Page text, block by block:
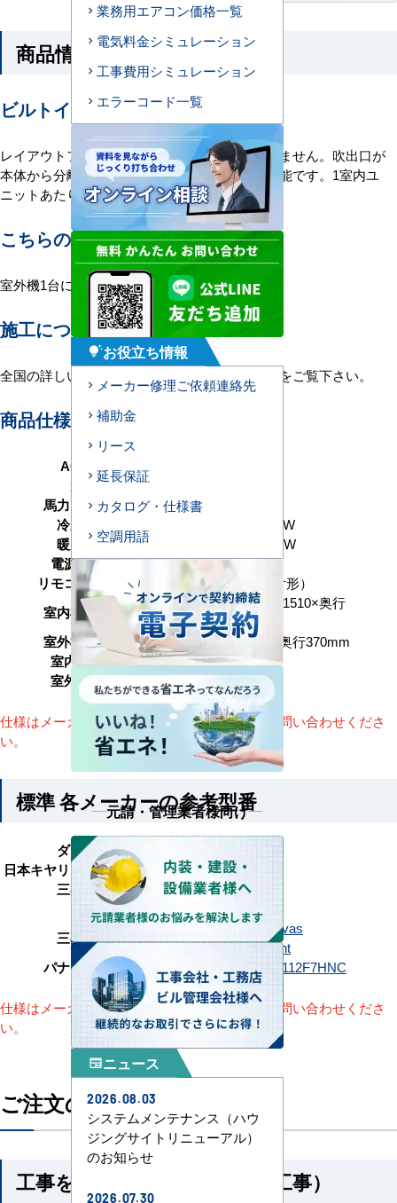
商品情報
ビルトイン形エアコンの特長
レイアウトフリーで照明や換気装置に左右されません。吹出口が
本体から分離しているので、変形の室に設置可能です。1室内ユ
ニットあたり吹出し口は2～4個設置できます。
こちらの機種について
室外機1台に室内機1台を接続する1対1構成。
施工について
全国の詳しい施工エリアに関しましては こちら をご覧下さい。
商品仕様＜参考例＞
AC型番
形状
馬力（能力）
4馬力 P112形
冷房能力
10.0（2.2～11.2） kW
暖房能力
10.0（2.2～12.5） kW
電源タイプ
三相200V
リモコンタイプ
ワイヤード（壁取付形）
室内機サイズ
高さ275（＋9）×幅1510×奥行
925mm
室外機サイズ
高さ1050×幅1010×奥行370mm
室内機重量
45+5(kg)
室外機重量
76kg
仕様はメーカーによって異なります。詳細はお問い合わせくださ
い。
標準 各メーカーの参考型番
ダイキン
日本キヤリア（旧：東芝）
GBSA11214MUB
三菱電機
PDZ-ERMP112G6
日立
RCB-GP112RSH12
三菱重工
FDRV1126H6S-canvas
FDRV1126H6S-silent
パナソニック
PA-P112F7HC PA-P112F7HNC
仕様はメーカーによって異なります。詳細はお問い合わせくださ
い。
ご注文の流れ
工事を依頼される方（機器＋工事）
業務用エアコン価格一覧
電気料金シミュレーション
工事費用シミュレーション
エラーコード一覧
tips_and_updatesお役立ち情報
メーカー修理ご依頼連絡先
補助金
リース
延長保証
カタログ・仕様書
空調用語
元請・管理業者様向け
newspaperニュース
2026.08.03
システムメンテナンス（ハウ
ジングサイトリニューアル）
のお知らせ
2026.07.30